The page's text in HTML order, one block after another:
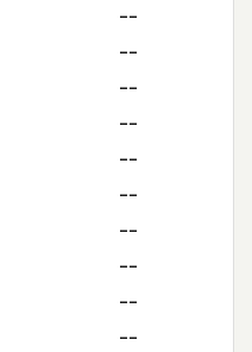
--
--
--
--
--
--
--
--
--
--